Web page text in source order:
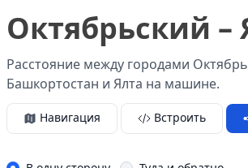
Октябрьский –
Расстояние между городами
Башкортостан и Ялта на машине.
Навигация Встроить